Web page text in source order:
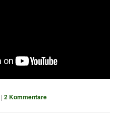
|2Kommentare